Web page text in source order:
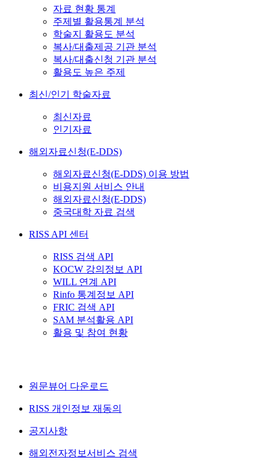
자료 현황 통계
주제별 활용통계 분석
학술지 활용도 분석
복사/대출제공 기관 분석
복사/대출신청 기관 분석
활용도 높은 주제
최신/인기 학술자료
최신자료
인기자료
해외자료신청(E-DDS)
해외자료신청(E-DDS) 이용 방법
비용지원 서비스 안내
해외자료신청(E-DDS)
중국대학 자료 검색
RISS API 센터
RISS 검색 API
KOCW 강의정보 API
WILL 연계 API
Rinfo 통계정보 API
FRIC 검색 API
SAM 분석활용 API
활용 및 참여 현황
원문뷰어 다운로드
RISS 개인정보 재동의
공지사항
해외전자정보서비스 검색